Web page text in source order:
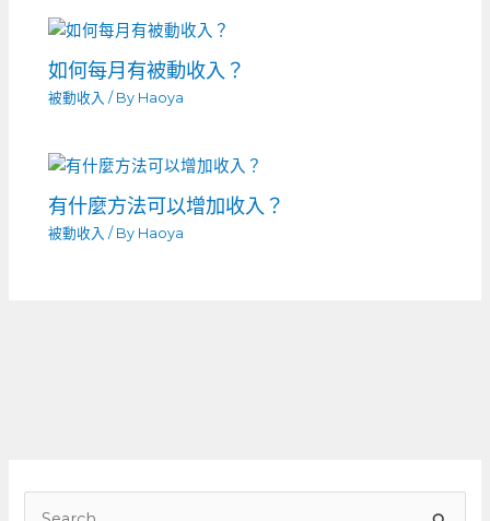
如何每月有被動收入？
被動收入 / By Haoya
有什麼方法可以增加收入？
被動收入 / By Haoya